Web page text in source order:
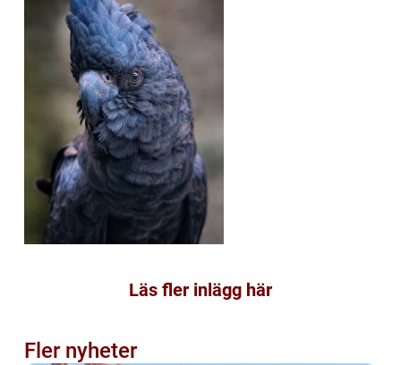
Läs fler inlägg här
Fler nyheter